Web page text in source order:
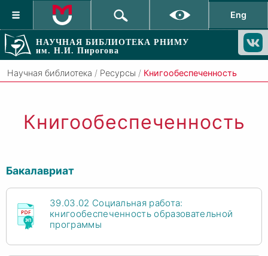
Eng
НАУЧНАЯ БИБЛИОТЕКА РНИМУ
им. Н.И. Пирогова
Научная библиотека / Ресурсы / Книгообеспеченность
Книгообеспеченность
Бакалавриат
39.03.02 Социальная работа:
книгообеспеченность образовательной
программы